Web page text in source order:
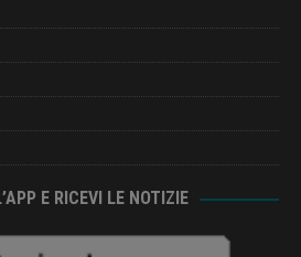
E RICEVI LE NOTIZIE